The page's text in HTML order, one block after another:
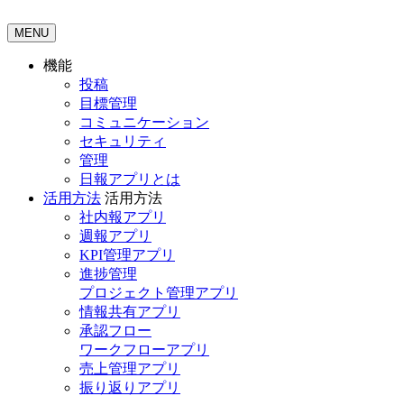
MENU
機能
投稿
目標管理
コミュニケーション
セキュリティ
管理
日報アプリとは
活用方法 活用方法
社内報アプリ
週報アプリ
KPI管理アプリ
進捗管理
プロジェクト管理アプリ
情報共有アプリ
承認フロー
ワークフローアプリ
売上管理アプリ
振り返りアプリ